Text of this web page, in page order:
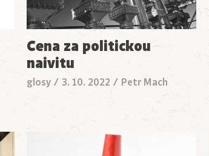
Cena za politickou
naivitu
glosy /3. 10. 2022 / Petr Mach